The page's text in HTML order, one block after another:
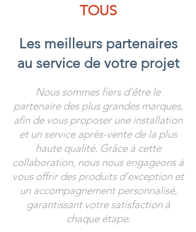
TOUS
Les meilleurs partenaires
au service de votre projet
Nous sommes fiers d’être le
partenaire des plus grandes marques,
afin de vous proposer une installation
et un service après-vente de la plus
haute qualité. Grâce à cette
collaboration, nous nous engageons à
vous offrir des produits d'exception et
un accompagnement personnalisé,
garantissant votre satisfaction à
chaque étape.